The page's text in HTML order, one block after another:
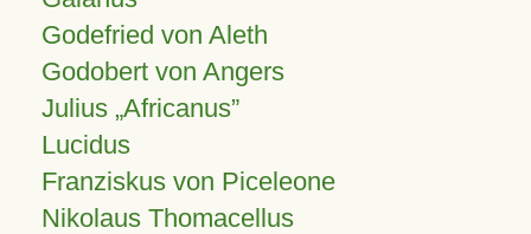
Godefried von Aleth
Godobert von Angers
Julius Africanus
Lucidus
Franziskus von Piceleone
Nikolaus Thomacellus